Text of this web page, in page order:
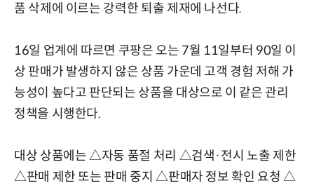
품 삭제에 이르는 강력한 퇴출 제재에 나선다.
16일 업계에 따르면 쿠팡은 오는 7월 11일부터 90일 이
상 판매가 발생하지 않은 상품 가운데 고객 경험 저해 가
능성이 높다고 판단되는 상품을 대상으로 이 같은 관리
정책을 시행한다.
대상 상품에는 △자동 품절 처리 △검색·전시 노출 제한
△판매 제한 또는 판매 중지 △판매자 정보 확인 요청 △